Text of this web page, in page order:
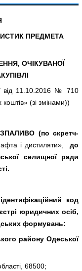
ПРЕДМЕТА
ОЧІКУВАНОЇ
від 11.10.2016 № 710
(зі змінами))
(по скретч-
і дистиляти»,
до
селищної ради
код
юридичних осіб,
формувань:
району Одеської
68500;